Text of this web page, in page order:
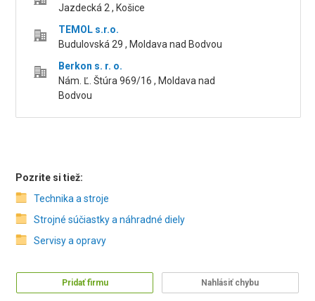
Jazdecká 2 , Košice
TEMOL s.r.o.
Budulovská 29 , Moldava nad Bodvou
Berkon s. r. o.
Nám. Ľ. Štúra 969/16 , Moldava nad
Bodvou
Pozrite si tiež:
Technika a stroje
Strojné súčiastky a náhradné diely
Servisy a opravy
Pridať firmu Nahlásiť chybu